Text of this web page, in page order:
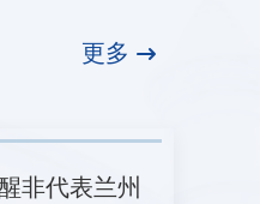
更多
非代表兰州